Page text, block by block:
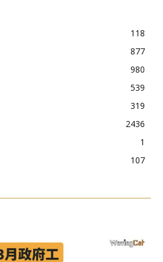
118
877
980
539
319
2436
1
107